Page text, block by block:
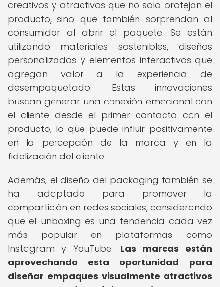
creativos y atractivos que no solo protejan el
producto, sino que también sorprendan al
consumidor al abrir el paquete. Se están
utilizando materiales sostenibles, diseños
personalizados y elementos interactivos que
agregan valor a la experiencia de
desempaquetado. Estas innovaciones
buscan generar una conexión emocional con
el cliente desde el primer contacto con el
producto, lo que puede influir positivamente
en la percepción de la marca y en la
fidelización del cliente.
Además, el diseño del packaging también se
ha adaptado para promover la
compartición en redes sociales, considerando
que el unboxing es una tendencia cada vez
más popular en plataformas como
Instagram y YouTube. Las marcas están
aprovechando esta oportunidad para
diseñar empaques visualmente atractivos